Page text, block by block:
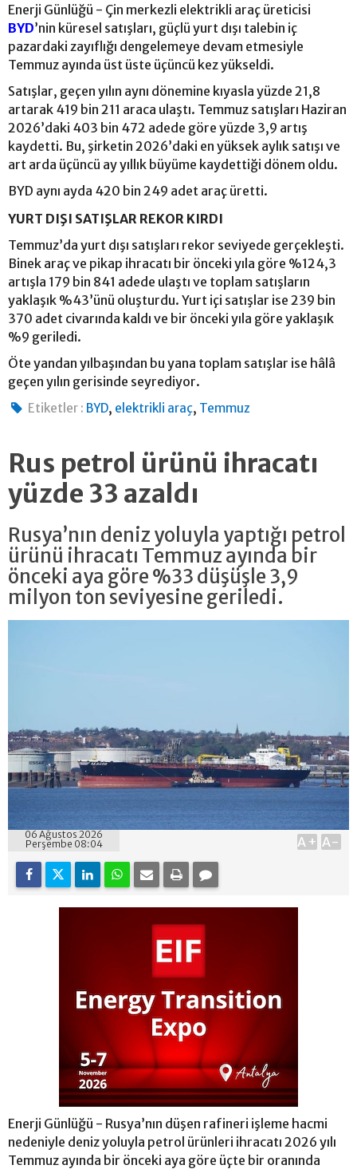
Enerji Günlüğü - Çin merkezli elektrikli araç üreticisi
BYD’nin küresel satışları, güçlü yurt dışı talebin iç
pazardaki zayıflığı dengelemeye devam etmesiyle
Temmuz ayında üst üste üçüncü kez yükseldi.
Satışlar, geçen yılın aynı dönemine kıyasla yüzde 21,8
artarak 419 bin 211 araca ulaştı. Temmuz satışları Haziran
2026’daki 403 bin 472 adede göre yüzde 3,9 artış
kaydetti. Bu, şirketin 2026’daki en yüksek aylık satışı ve
art arda üçüncü ay yıllık büyüme kaydettiği dönem oldu.
BYD aynı ayda 420 bin 249 adet araç üretti.
YURT DIŞI SATIŞLAR REKOR KIRDI
Temmuz’da yurt dışı satışları rekor seviyede gerçekleşti.
Binek araç ve pikap ihracatı bir önceki yıla göre %124,3
artışla 179 bin 841 adede ulaştı ve toplam satışların
yaklaşık %43’ünü oluşturdu. Yurt içi satışlar ise 239 bin
370 adet civarında kaldı ve bir önceki yıla göre yaklaşık
%9 geriledi.
Öte yandan yılbaşından bu yana toplam satışlar ise hâlâ
geçen yılın gerisinde seyrediyor.
Etiketler : BYD, elektrikli araç, Temmuz
Rus petrol ürünü ihracatı
yüzde 33 azaldı
Rusya’nın deniz yoluyla yaptığı petrol
ürünü ihracatı Temmuz ayında bir
önceki aya göre %33 düşüşle 3,9
milyon ton seviyesine geriledi.
06 Ağustos 2026
Perşembe 08:04
A+ A-
Enerji Günlüğü - Rusya’nın düşen rafineri işleme hacmi
nedeniyle deniz yoluyla petrol ürünleri ihracatı 2026 yılı
Temmuz ayında bir önceki aya göre üçte bir oranında